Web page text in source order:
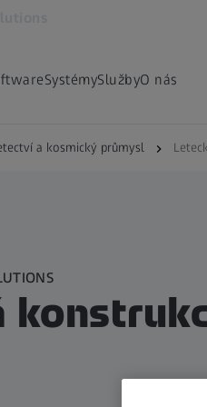
SystémySlužbyO nás
a kosmický průmysl